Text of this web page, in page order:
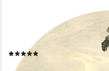
Fototapete Vlies
x 125 cm, glatt, bedruckt, (1
55,86 €